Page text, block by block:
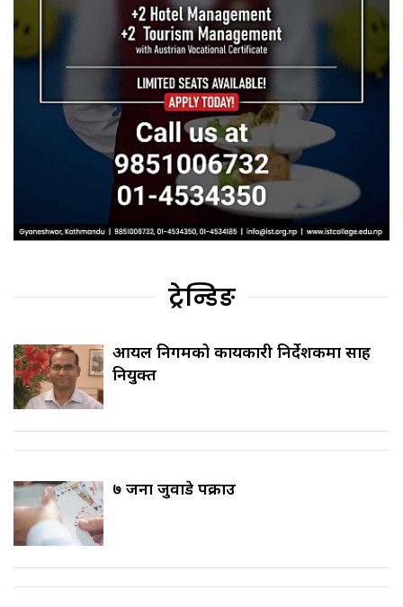
ट्रेन्डिङ
आयल निगमको कार्यकारी निर्देशकमा साह
नियुक्त
७ जना जुवाडे पक्राउ